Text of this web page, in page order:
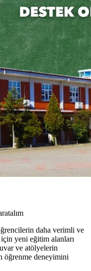
daha verimli ve
yeni eğitim alanları
ve atölyelerin
öğrenme deneyimini